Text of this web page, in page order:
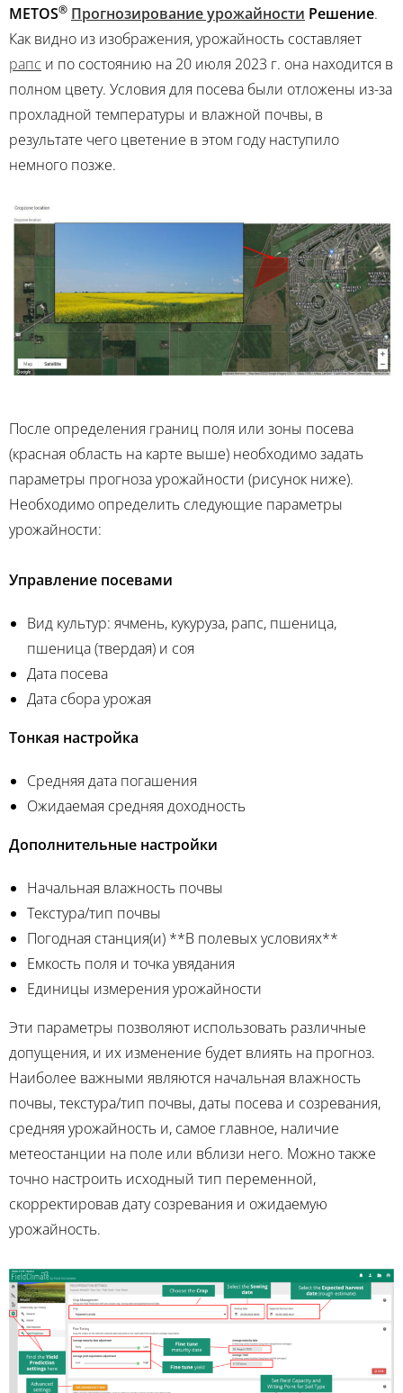
METOS® Прогнозирование урожайности Решение.
Как видно из изображения, урожайность составляет
рапс и по состоянию на 20 июля 2023 г. она находится в
полном цвету. Условия для посева были отложены из-за
прохладной температуры и влажной почвы, в
результате чего цветение в этом году наступило
немного позже.
После определения границ поля или зоны посева
(красная область на карте выше) необходимо задать
параметры прогноза урожайности (рисунок ниже).
Необходимо определить следующие параметры
урожайности:
Управление посевами
Вид культур: ячмень, кукуруза, рапс, пшеница,
пшеница (твердая) и соя
Дата посева
Дата сбора урожая
Тонкая настройка
Средняя дата погашения
Ожидаемая средняя доходность
Дополнительные настройки
Начальная влажность почвы
Текстура/тип почвы
Погодная станция(и) **В полевых условиях**
Емкость поля и точка увядания
Единицы измерения урожайности
Эти параметры позволяют использовать различные
допущения, и их изменение будет влиять на прогноз.
Наиболее важными являются начальная влажность
почвы, текстура/тип почвы, даты посева и созревания,
средняя урожайность и, самое главное, наличие
метеостанции на поле или вблизи него. Можно также
точно настроить исходный тип переменной,
скорректировав дату созревания и ожидаемую
урожайность.